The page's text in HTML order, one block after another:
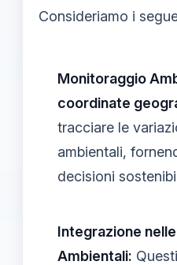
Consideriamo i
Monitoraggio
coordinate
tracciare le
ambientali,
decisioni
Integrazione
Ambientali: